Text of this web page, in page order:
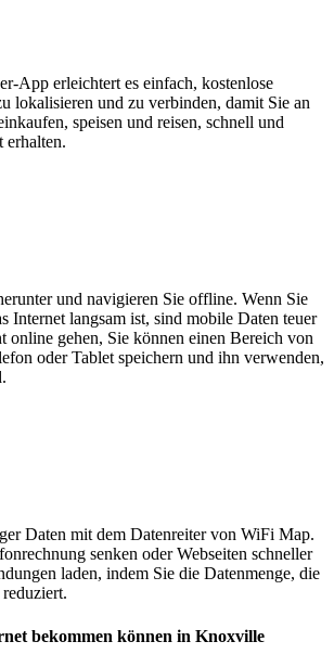
App erleichtert es einfach, kostenlose
lokalisieren und zu verbinden, damit Sie an
speisen und reisen, schnell und
erhalten.
und navigieren Sie offline. Wenn Sie
Internet langsam ist, sind mobile Daten teuer
online gehen, Sie können einen Bereich von
oder Tablet speichern und ihn verwenden,
Daten mit dem Datenreiter von WiFi Map.
senken oder Webseiten schneller
laden, indem Sie die Datenmenge, die
bekommen können in Knoxville